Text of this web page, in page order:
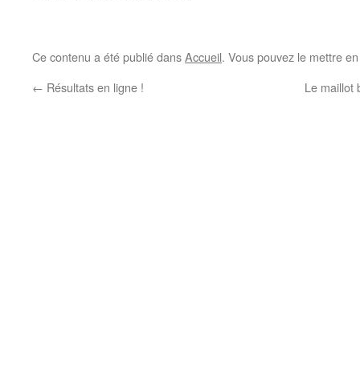
Ce contenu a été publié dansAccueil. Vous pouvez le mettre
← Résultats en ligne ! Le maillot